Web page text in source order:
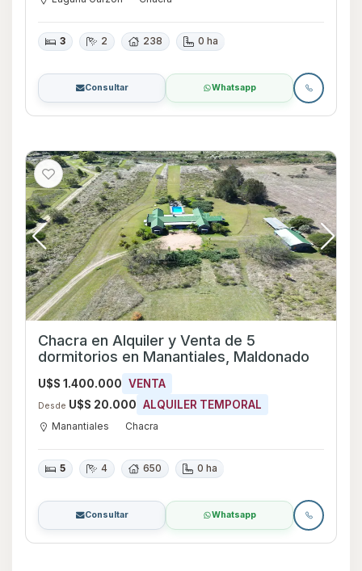
3 2 238 0 ha
Consultar Whatsapp
Chacra en Alquiler y Venta de 5
dormitorios en Manantiales, Maldonado
U$S 1.400.000 VENTA
Desde U$S 20.000 ALQUILER TEMPORAL
Manantiales Chacra
5 4 650 0 ha
Consultar Whatsapp